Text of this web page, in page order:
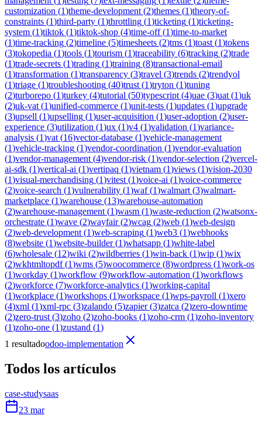
customization (1)theme-development (2)themes (1)theory-of-
constraints (1)third-party (1)throttling (1)ticketing (1)ticketing-
system (1)tiktok (1)tiktok-shop (4)time-off(1)time-to-market
(1)time-tracking (2)timeline (5)timesheets (2)tms (1)toast (1)tokens
(3)tokopedia (1)tools (1)tourism (1)traceability (6)tracking (2)trade
(1)trade-secrets (1)trading (1)training (8)transactional-email
(1)transformation (1)transparency (3)travel (3)trends (2)trendyol
(1)triage (1)troubleshooting (40)trust (1)tryton (1)tuning
(2)turborepo (1)turkey (4)tutorial (50)typescript (4)uae (3)uat (1)uk
(2)uk-vat (1)unified-commerce (1)unit-tests (1)updates (1)upgrade
(3)upsell (1)upselling (1)user-acquisition (1)user-adoption (2)user-
experience (3)utilization (1)ux (1)v4 (1)validation (1)variance-
analysis (1)vat (16)vector-database (1)vehicle-management
(1)vehicle-tracking (1)vendor-coordination (1)vendor-evaluation
(1)vendor-management (4)vendor-risk (1)vendor-selection (2)vercel-
ai-sdk (1)vertical-ai (1)vertipaq (1)vietnam (1)views (1)vision-2030
(1)visual-merchandising (1)vitest (1)voice-ai (1)voice-commerce
(2)voice-search (1)vulnerability (1)waf(1)walmart (3)walmart-
marketplace (1)warehouse (13)warehouse-automation
(2)warehouse-management (1)wasm (1)waste-reduction (2)watsonx-
orchestrate (1)wave (2)wayfair(2)wcag (2)web (1)web-design
(2)web-development (1)web-scraping (1)web3 (1)webhooks
(8)website (1)website-builder(1)whatsapp (1)white-label
(6)wholesale (12)wiki (2)wildberries (1)win-back (1)wip (1)wix
(2)wkhtmltopdf(1)wms (5)woocommerce (8)wordpress (1)work-os
(1)workday (1)workflow (9)workflow-automation (1)workflows
(2)workforce (7)workforce-analytics (1)working-capital
(1)workplace (1)workshops (1)workspace (1)wps-payroll (1)xero
(4)xml (1)xml-rpc (3)zalando (5)zapier(3)zatca (2)zero-downtime
(2)zero-trust (3)zoho (2)zoho-books (1)zoho-crm (1)zoho-inventory
(1)zoho-one (1)zustand (1)
1 resultadoodoo-implementation
Todos los artículos
case-studysaas
23 mar